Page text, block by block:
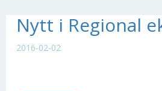
Nytt i Regional
2016-02-02